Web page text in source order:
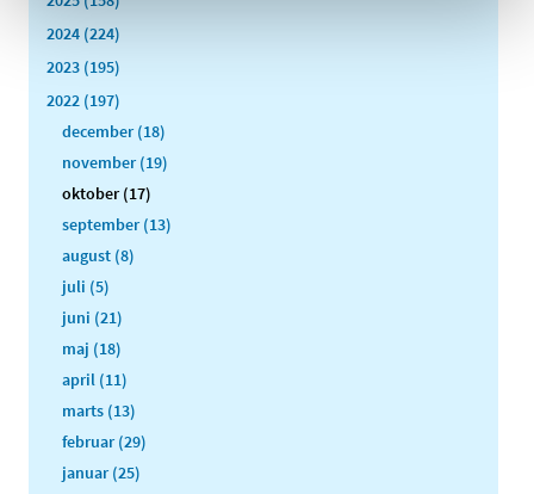
2024 (224)
2023 (195)
2022 (197)
december (18)
november (19)
oktober (17)
september (13)
august (8)
juli (5)
juni (21)
maj (18)
april (11)
marts (13)
februar (29)
januar (25)